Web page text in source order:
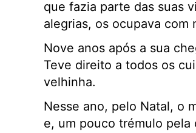
que fazia parte das suas
alegrias, os ocupava com
Nove anos após a sua
Teve direito a todos os
velhinha.
Nesse ano, pelo Natal, o
e, um pouco trémulo pela